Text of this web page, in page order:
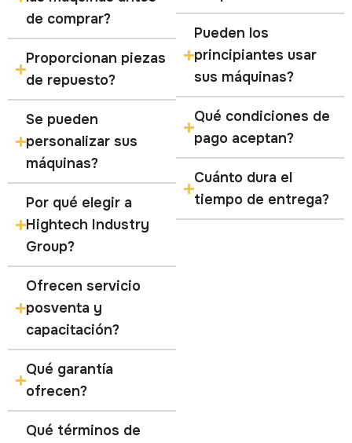
de comprar?
Proporcionan piezas
de repuesto?
Se pueden
personalizar sus
máquinas?
Por qué elegir a
Hightech Industry
Group?
Ofrecen servicio
posventa y
capacitación?
Qué garantía
ofrecen?
Qué términos de
Pueden los
principiantes usar
sus máquinas?
Qué condiciones de
pago aceptan?
Cuánto dura el
tiempo de entrega?